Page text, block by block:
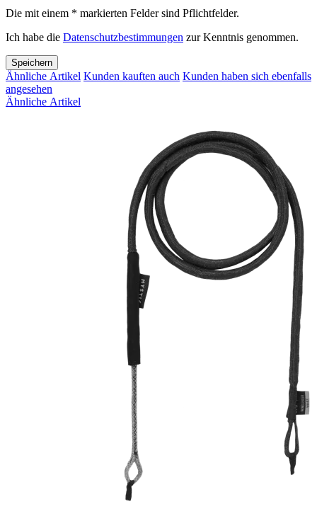
Die mit einem * markierten Felder sind Pflichtfelder.
Ich habe die Datenschutzbestimmungen zur Kenntnis genommen.
Speichern
Ähnliche Artikel Kunden kauften auch Kunden haben sich ebenfalls
angesehen
Ähnliche Artikel